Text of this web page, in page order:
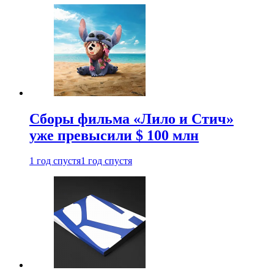
Сборы фильма «Лило и Стич»
уже превысили $ 100 млн
1 год спустя1 год спустя